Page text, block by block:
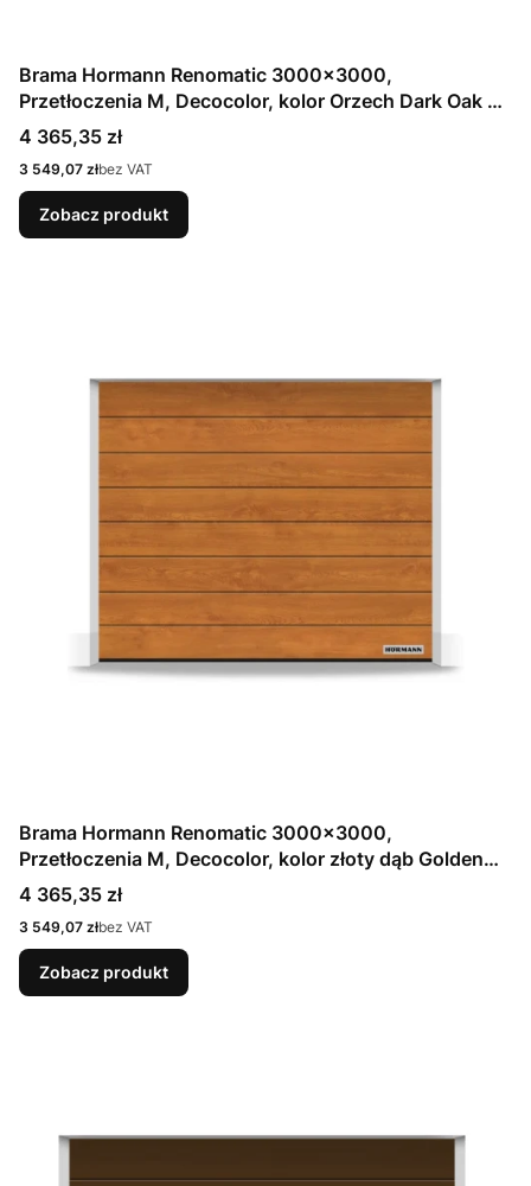
Brama Hormann Renomatic 3000x3000,
Przetłoczenia M, Decocolor, kolor Orzech Dark Oak +
Prowadzenie N
Cena
4 365,35 zł
Cena
3 549,07 złbez VAT
Zobacz produkt
Brama Hormann Renomatic 3000x3000,
Przetłoczenia M, Decocolor, kolor złoty dąb Golden
Oak + Prowadzenie N
Cena
4 365,35 zł
Cena
3 549,07 złbez VAT
Zobacz produkt